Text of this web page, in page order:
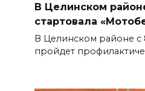
В Целинском
стартовала
В Целинском районе с
пройдет